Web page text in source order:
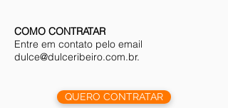
COMO CONTRATAR
Entre em contato pelo email
dulce@dulceribeiro.com.br.
QUERO CONTRATAR